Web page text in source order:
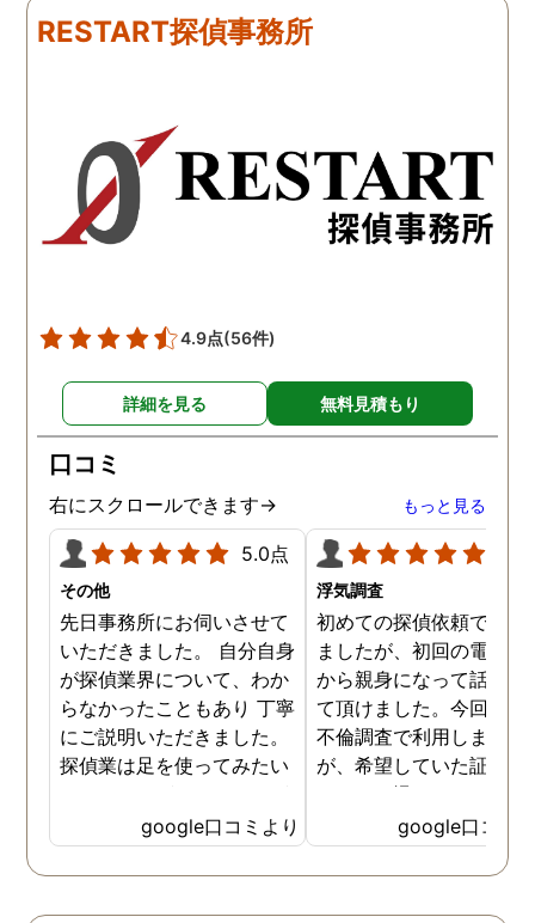
ました。うれしくてお互い
に涙の再会でした。 対応し
玉総合情報事務所さんに依
頼させていただき本当に良
かったです。
にも関わらず、相談員の
明な点が全くないほどし
かりと説明をしてくれま
た。調査では夫が不倫相
の自宅に頻繁に訪れる様
務所に関しても調べてく
ていて、周りの人たちの
かげで夫と離婚ができそ
RESTART探偵事務所
4.9点(56件)
詳細を見る 無料見積もり
口コミ
右にスクロールできます→ もっと見る
5.0点
その他
先日事務所にお伺いさせて
いただきました。 自分自身
が探偵業界について、わか
らなかったこともあり 丁寧
にご説明いただきました。
探偵業は足を使ってみたい
SNSなどの知識も豊富で、
色んな視点から対応されて
います。 他の口コミにもあ
google口コミより
浮気調査
初めての探偵依頼で緊張
ましたが、初回の電話相
から親身になって話を聞
て頂けました。今回、夫
不倫調査で利用しました
が、希望していた証拠を
っかりと撮ってもらうこ
が出来ました。調査中も
動きがある度に細かく報
してくださり、安心しま
google口コミ